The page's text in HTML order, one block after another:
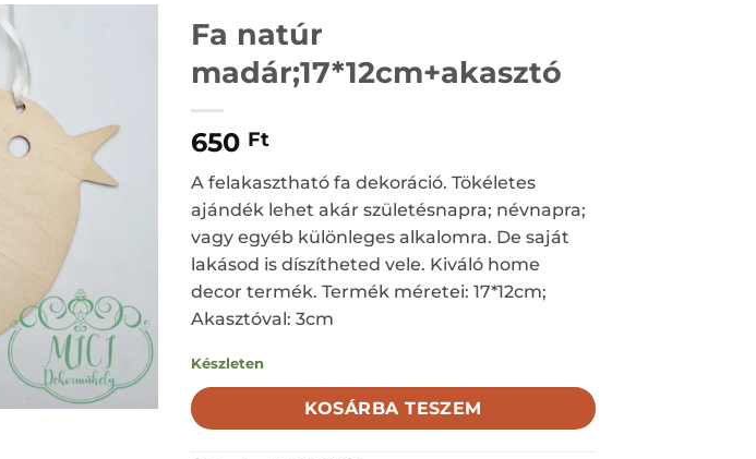
Fa natúr
madár;17*12cm+akasztó
650 Ft
A felakasztható fa dekoráció. Tökéletes
ajándék lehet akár születésnapra; névnapra;
vagy egyéb különleges alkalomra. De saját
lakásod is díszítheted vele. Kiváló home
decor termék. Termék méretei: 17*12cm;
Akasztóval: 3cm
Készleten
KOSÁRBA TESZEM